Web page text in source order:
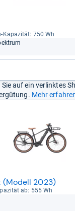
​Kapa­zi­tät: 750 Wh
auf ein verlinktes
Mehr
(Modell 2023)
ab: 555 Wh